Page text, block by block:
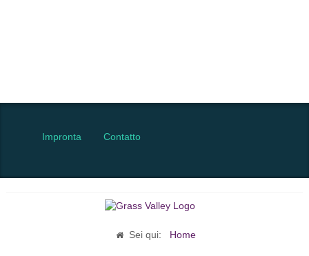
Impronta Contatto
Sei qui: Home